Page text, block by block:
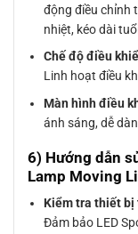
động điều chỉnh
nhiệt, kéo dài
Chế độ điều
Linh hoạt điều
Màn hình điều
ánh sáng, dễ
6) Hướng dẫn
Lamp Moving
Kiểm tra thiết bị
Đảm bảo LED